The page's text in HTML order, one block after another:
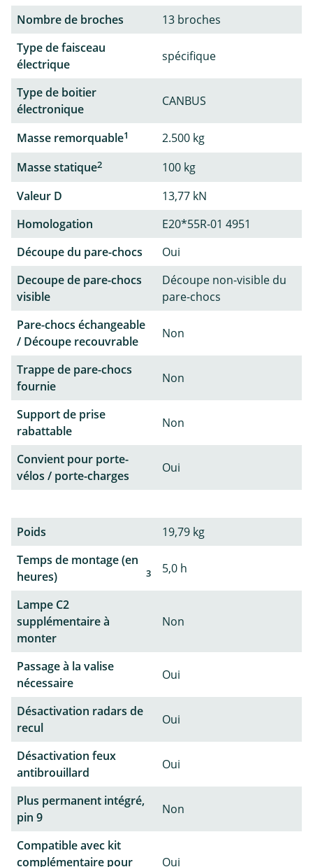
Nombre de broches
13 broches
Type de faisceau
électrique
spécifique
Type de boitier
électronique
CANBUS
Masse remorquable1
2.500 kg
Masse statique2
100 kg
Valeur D
13,77 kN
Homologation
E20*55R-01 4951
Découpe du pare-chocs
Oui
Decoupe de pare-chocs
visible
Découpe non-visible du
pare-chocs
Pare-chocs échangeable
/ Découpe recouvrable
Non
Trappe de pare-chocs
fournie
Non
Support de prise
rabattable
Non
Convient pour porte-
vélos / porte-charges
Oui
Poids
19,79 kg
Temps de montage (en
heures)
3 5,0 h
Lampe C2
supplémentaire à
monter
Non
Passage à la valise
nécessaire
Oui
Désactivation radars de
recul
Oui
Désactivation feux
antibrouillard
Oui
Plus permanent intégré,
pin 9
Non
Compatible avec kit
complémentaire pour
Oui